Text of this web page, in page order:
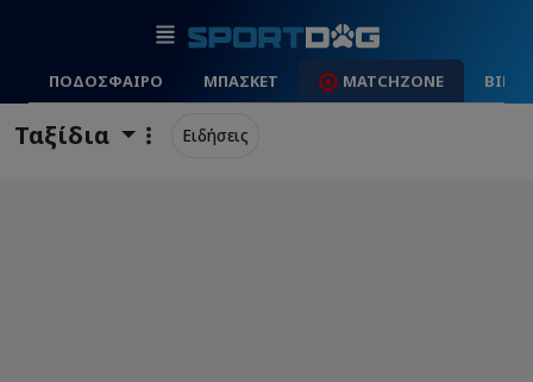
ΠΟΔΟΣΦΑΙΡΟ ΜΠΑΣΚΕΤ MATCHZONE
Ταξίδια Ειδήσεις